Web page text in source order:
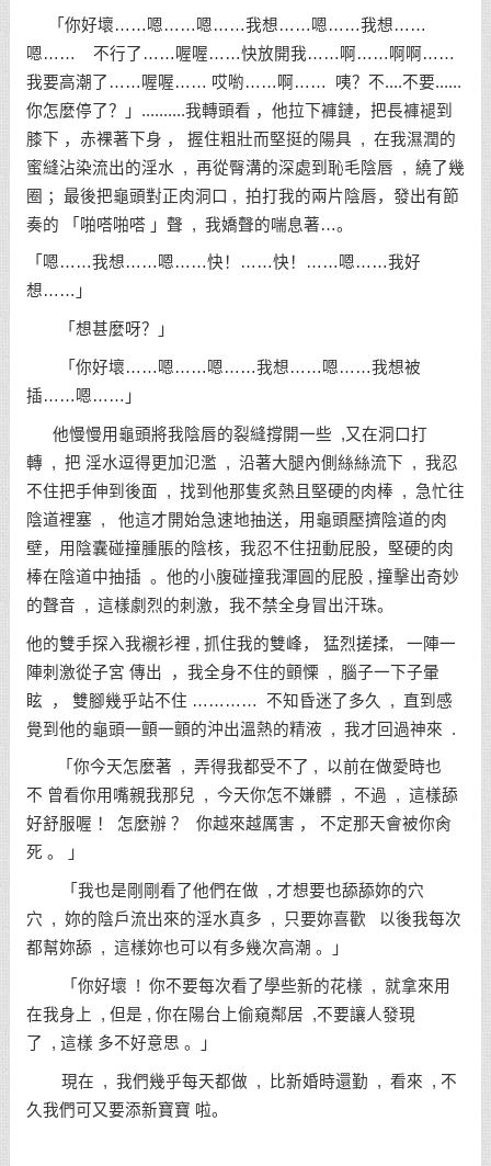
「你好壞……嗯……嗯……我想……嗯……我想……
嗯…… 不行了……喔喔……快放開我……啊……啊啊……
我要高潮了……喔喔…… 哎喲……啊…… 咦？不....不要......
你怎麼停了？」..........我轉頭看 ，他拉下褲鏈，把長褲褪到
膝下 ，赤裸著下身 ， 握住粗壯而堅挺的陽具 , 在我濕潤的
蜜縫沾染流出的淫水 , 再從臀溝的深處到恥毛陰唇 , 繞了幾
圈 ；最後把龜頭對正肉洞口 , 拍打我的兩片陰唇，發出有節
奏的 「啪嗒啪嗒 」聲 , 我嬌聲的喘息著…。
「嗯……我想……嗯……快！……快！……嗯……我好
想……」
「想甚麼呀？」
「你好壞……嗯……嗯……我想……嗯……我想被
插……嗯……」
他慢慢用龜頭將我陰唇的裂縫撐開一些 ,又在洞口打
轉 , 把 淫水逗得更加氾濫 , 沿著大腿內側絲絲流下 , 我忍
不住把手伸到後面 , 找到他那隻炙熱且堅硬的肉棒 , 急忙往
陰道裡塞 , 他這才開始急速地抽送，用龜頭壓擠陰道的肉
壁，用陰囊碰撞腫脹的陰核，我忍不住扭動屁股，堅硬的肉
棒在陰道中抽插 。他的小腹碰撞我渾圓的屁股 , 撞擊出奇妙
的聲音 , 這樣劇烈的刺激，我不禁全身冒出汗珠。
他的雙手探入我襯衫裡 , 抓住我的雙峰， 猛烈搓揉, 一陣一
陣刺激從子宮 傳出 ，我全身不住的顫慄 , 腦子一下子暈
眩 ， 雙腳幾乎站不住 ………… 不知昏迷了多久 , 直到感
覺到他的龜頭一顫一顫的沖出溫熱的精液 , 我才回過神來 .
「你今天怎麼著 , 弄得我都受不了 , 以前在做愛時也
不 曾看你用嘴親我那兒 , 今天你怎不嫌髒 , 不過 , 這樣舔
好舒服喔 ！ 怎麼辦 ？ 你越來越厲害 ， 不定那天會被你肏
死 。 」
「我也是剛剛看了他們在做 , 才想要也舔舔妳的穴
穴 , 妳的陰戶流出來的淫水真多 , 只要妳喜歡 以後我每次
都幫妳舔 , 這樣妳也可以有多幾次高潮 。」
「你好壞 ! 你不要每次看了學些新的花樣 , 就拿來用
在我身上 , 但是 , 你在陽台上偷窺鄰居 ,不要讓人發現
了 , 這樣 多不好意思 。」
現在 , 我們幾乎每天都做 , 比新婚時還勤 , 看來 , 不
久我們可又要添新寶寶 啦。